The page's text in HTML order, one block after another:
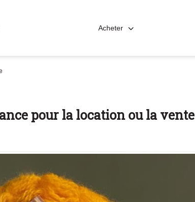
Acheter
pour la location ou la vente